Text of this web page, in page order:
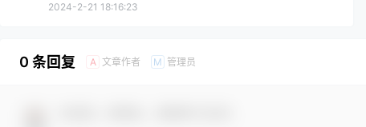
2024-2-21 18:16:23
0 条回复 A 文章作者 M 管理员